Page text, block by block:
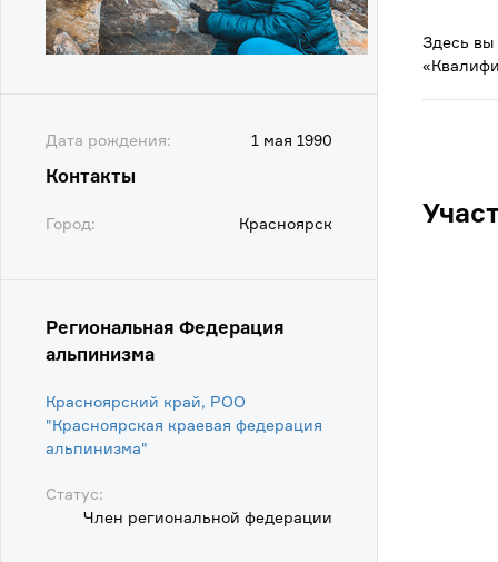
Дата рождения: 1 мая 1990
Контакты
Город: Красноярск
Региональная Федерация
альпинизма
Красноярский край, РОО
"Красноярская краевая федерация
альпинизма"
Статус:
Член региональной федерации
Здесь вы